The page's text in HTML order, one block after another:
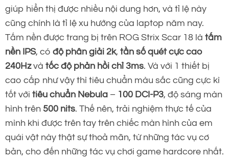
giúp hiển thị được nhiều nội dung hơn, và tỉ lệ này
cũng chính là tỉ lệ xu hướng của laptop năm nay.
Tấm nền được trang bị trên ROG Strix Scar 18 là tấm
nền IPS, có độ phân giải 2k, tần số quét cực cao
240Hzvà tốc độ phản hồi chỉ 3ms. Và với 1 thiết bị
cao cấp như vậy thì tiêu chuẩn màu sắc cũng cực kì
tốt với tiêu chuẩn Nebula – 100 DCI-P3, độ sáng màn
hình trên 500 nits. Thế nên, trải nghiệm thực tế của
mình khi được trên tay trên chiếc màn hình của em
quái vật này thật sự thoả mãn, từ những tác vụ cơ
bản, cho đến những tác vụ chơi game hardcore nhất.